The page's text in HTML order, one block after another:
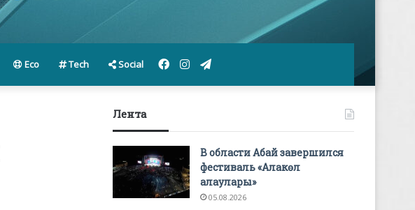
Eco Tech Social Telegram
Instagram
Facebook
Лента
В области Абай завершился
фестиваль «Алакөл
алаулары»
05.08.2026